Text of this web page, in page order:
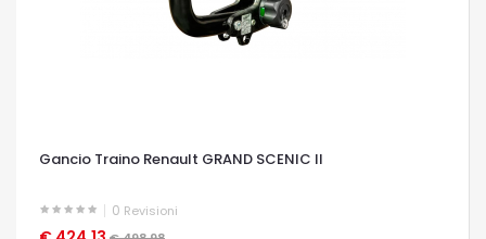
Gancio Traino Renault GRAND SCENIC II
0 Revisioni
OCCHIATA VELOCE